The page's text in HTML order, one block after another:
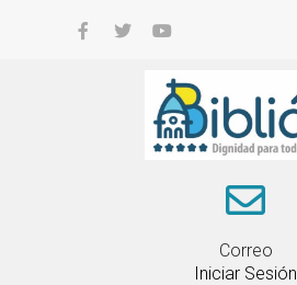
Correo
Iniciar Sesión